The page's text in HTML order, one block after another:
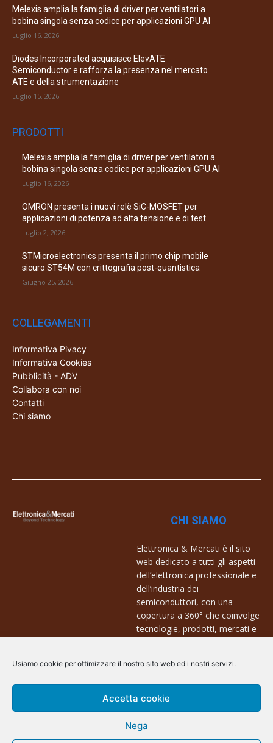
Usiamo cookie per ottimizzare il nostro sito web ed i nostri servizi.
Accetta cookie
Nega
Melexis amplia la famiglia di driver per ventilatori a
bobina singola senza codice per applicazioni GPU AI
Luglio 16, 2026
Diodes Incorporated acquisisce ElevATE
Semiconductor e rafforza la presenza nel mercato
ATE e della strumentazione
Luglio 15, 2026
PRODOTTI
Melexis amplia la famiglia di driver per ventilatori a
bobina singola senza codice per applicazioni GPU AI
Luglio 16, 2026
OMRON presenta i nuovi relè SiC-MOSFET per
applicazioni di potenza ad alta tensione e di test
Luglio 2, 2026
STMicroelectronics presenta il primo chip mobile
sicuro ST54M con crittografia post-quantistica
Giugno 25, 2026
COLLEGAMENTI
Informativa Pivacy
Informativa Cookies
Pubblicità - ADV
Collabora con noi
Contatti
Chi siamo
CHI SIAMO
Elettronica & Mercati è il sito
web dedicato a tutti gli aspetti
dell’elettronica professionale e
dell’industria dei
semiconduttori, con una
copertura a 360° che coinvolge
tecnologie, prodotti, mercati e
Contatti:
info@arscommunication.it